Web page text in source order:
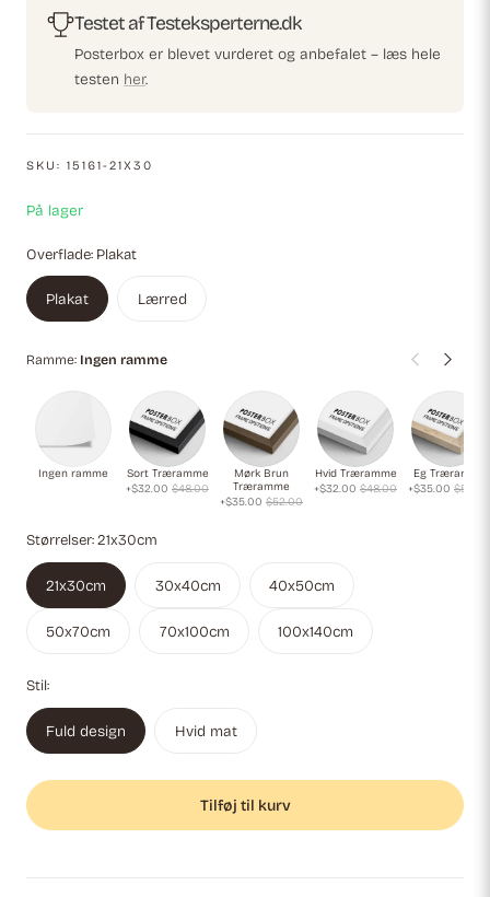
enhver indretning.
Testet af Testeksperterne.dk
Posterbox er blevet vurderet og anbefalet – læs hele
testen her.
SKU: 15161-21X30
På lager
Overflade: Plakat
Plakat Lærred
Ramme: Ingen ramme
Ingen ramme
Sort Træramme
+$32.00 $48.00
Mørk Brun
Træramme
+$35.00 $52.00
Hvid Træramme
+$32.00 $48.00
Eg Træramme
+$35.00 $52.00
Størrelser:21x30cm
21x30cm 30x40cm 40x50cm
50x70cm 70x100cm 100x140cm
Stil:
Fuld design Hvid mat
Tilføj til kurv